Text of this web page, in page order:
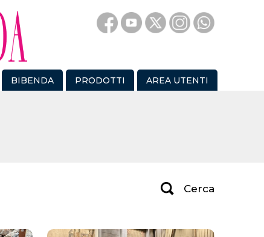
BIBENDA PRODOTTI AREA UTENTI
Cerca